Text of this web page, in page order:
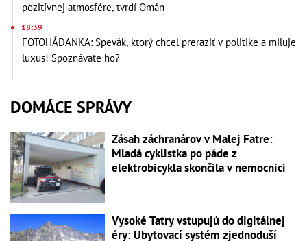
pozitívnej atmosfére, tvrdí Omán
18:39
FOTOHÁDANKA: Spevák, ktorý chcel preraziť v politike a miluje
luxus! Spoznávate ho?
DOMÁCE SPRÁVY
Zásah záchranárov v Malej Fatre:
Mladá cyklistka po páde z
elektrobicykla skončila v nemocnici
Vysoké Tatry vstupujú do digitálnej
éry: Ubytovací systém zjednoduší